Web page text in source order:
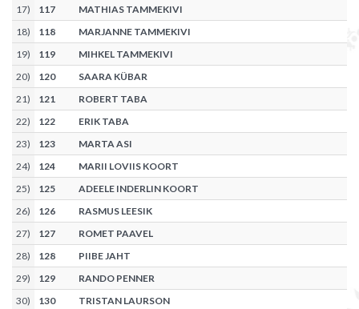
17) 117
MATHIAS TAMMEKIVI
18) 118
MARJANNE TAMMEKIVI
19) 119
MIHKEL TAMMEKIVI
20) 120
SAARA KÜBAR
21) 121
ROBERT TABA
22) 122
ERIK TABA
23) 123
MARTA ASI
24) 124
MARII LOVIIS KOORT
25) 125
ADEELE INDERLIN KOORT
26) 126
RASMUS LEESIK
27) 127
ROMET PAAVEL
28) 128
PIIBE JAHT
29) 129
RANDO PENNER
30) 130 TRISTAN LAURSON